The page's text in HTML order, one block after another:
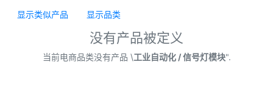
显示类似产品 显示品类
没有产品被定义
当前电商品类没有产品 \工业自动化 / 信号灯模块".